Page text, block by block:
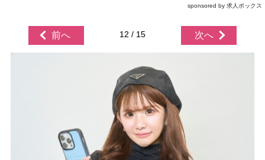
sponsored by 求人ボックス
前へ 12 / 15 次へ